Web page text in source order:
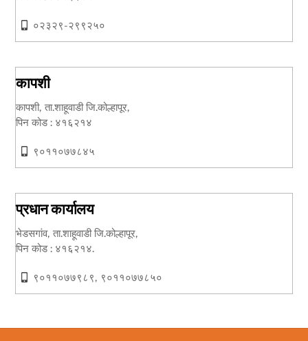
०२३२९-२९९२५०
कापशी
कापशी, ता.शाहूवाडी जि.कोल्हापूर,
पिन कोड : ४१६२१४
९०११०७७८४५
प्रधान कार्यालय
भेडसगांव, ता.शाहूवाडी जि.कोल्हापूर,
पिन कोड : ४१६२१४.
९०११०७७९८९, ९०११०७७८५०